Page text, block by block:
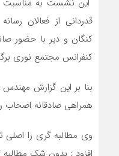
قدردانی از فعالان
کنگان و دیر با حضور
کنفرانس مجتمع نوری
بنا بر این گزارش
همراهی صادقانه اصحاب
وی مطالبه گری را اصلی